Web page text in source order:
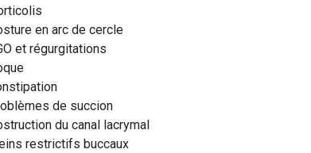
en arc de cercle
et régurgitations
de succion
du canal lacrymal
restrictifs buccaux